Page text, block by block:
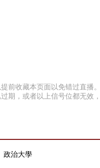
前收藏本页面以免错过直播
，或者以上信号位都无效
政治大學